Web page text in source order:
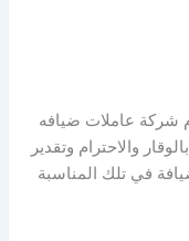
شركة عاملات ضيافه
والاحترام وتقدير
في تلك المناسبة